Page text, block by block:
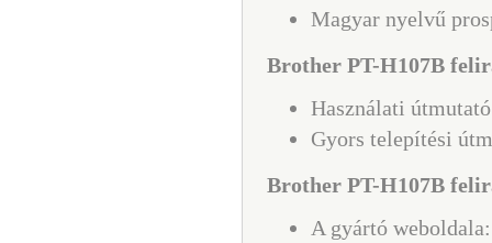
Magyar nyelvű
Brother PT-H107B
Használati
Gyors telepítési
Brother PT-H107B
A gyártó